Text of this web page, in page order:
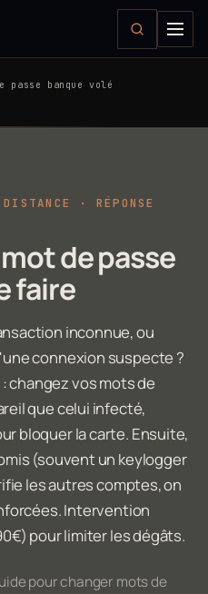
passe banque volé
· RÉPONSE
de passe
faire
inconnue, ou
connexion suspecte ?
changez vos mots de
que celui infecté,
bloquer la carte. Ensuite,
(souvent un keylogger
les autres comptes, on
Intervention
pour limiter les dégâts.
pour changer mots de